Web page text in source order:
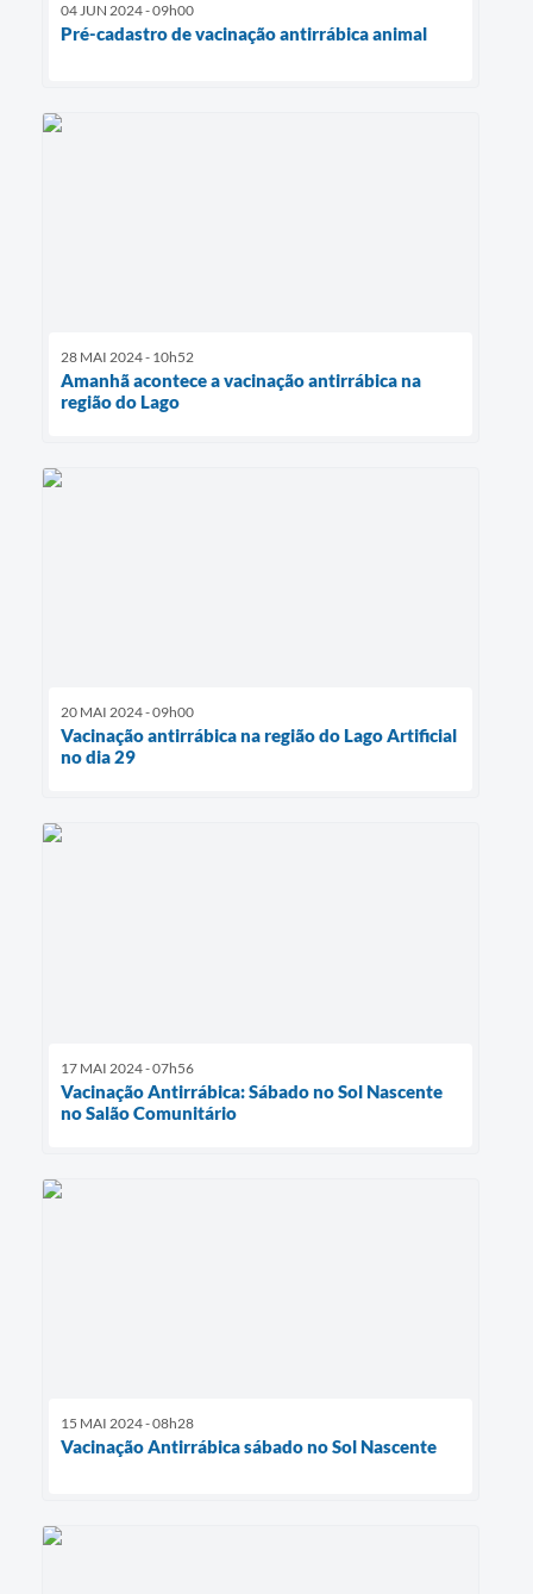
04 JUN 2024 - 09h00
Pré-cadastro de vacinação antirrábica animal
28 MAI 2024 - 10h52
Amanhã acontece a vacinação antirrábica na
região do Lago
20 MAI 2024 - 09h00
Vacinação antirrábica na região do Lago Artificial
no dia 29
17 MAI 2024 - 07h56
Vacinação Antirrábica: Sábado no Sol Nascente
no Salão Comunitário
15 MAI 2024 - 08h28
Vacinação Antirrábica sábado no Sol Nascente